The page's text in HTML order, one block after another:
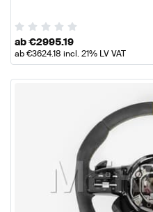
ab€2995.19
ab€3624.18 incl. 21% LV VAT